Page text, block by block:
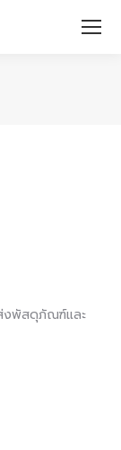
งพัสดุภัณฑ์และ